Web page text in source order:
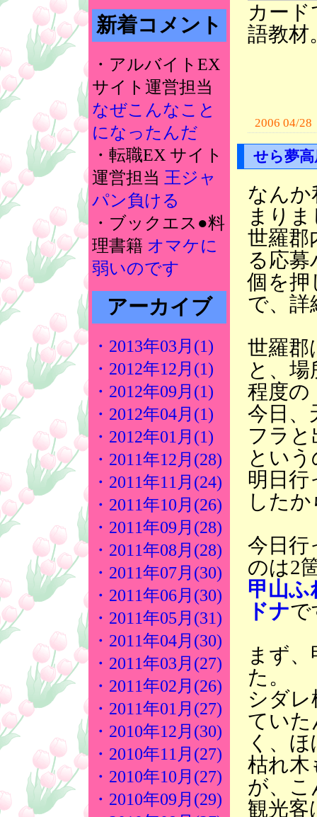
新着コメント
・アルバイトEX
サイト運営担当
なぜこんなこと
になったんだ
・転職EX サイト
運営担当 王ジャ
パン負ける
・ブックエス●料
理書籍 オマケに
弱いのです
アーカイブ
・2013年03月(1)
・2012年12月(1)
・2012年09月(1)
・2012年04月(1)
・2012年01月(1)
・2011年12月(28)
・2011年11月(24)
・2011年10月(26)
・2011年09月(28)
・2011年08月(28)
・2011年07月(30)
・2011年06月(30)
・2011年05月(31)
・2011年04月(30)
・2011年03月(27)
・2011年02月(26)
・2011年01月(27)
・2010年12月(30)
・2010年11月(27)
・2010年10月(27)
・2010年09月(29)
カー
語教材
2006 04/28
せら夢
なんか
まり
世羅郡
る応
個を押
で、詳
世羅郡
と、
程度の
今日、
フラ
とい
明日行
した
今日行
のは2
甲山ふ
ドナで
まず
た。
シダ
ていた
く、
枯れ木
が、こ
観光客